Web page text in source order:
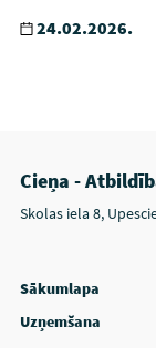
24.02.2026.
Cieņa -
Skolas iela 8,
Sākumlapa
Uzņemšana